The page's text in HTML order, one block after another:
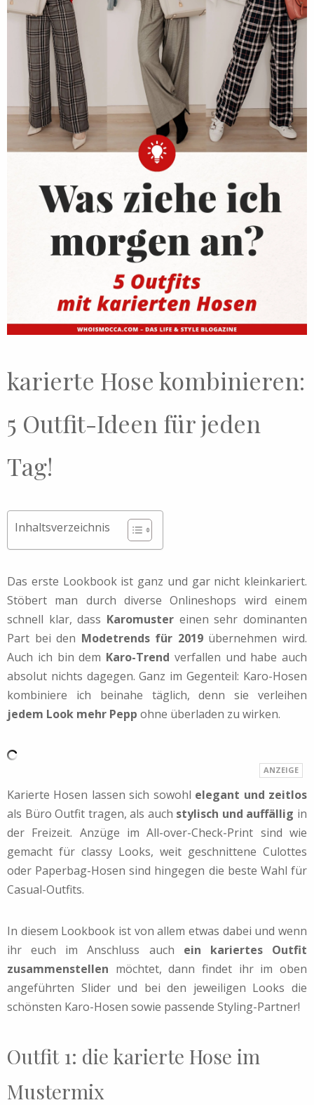
karierte Hose kombinieren:
5 Outfit-Ideen für jeden
Tag!
Inhaltsverzeichnis
Das erste Lookbook ist ganz und gar nicht kleinkariert.
Stöbert man durch diverse Onlineshops wird einem
schnell klar, dass Karomuster einen sehr dominanten
Part bei den Modetrends für 2019übernehmen wird.
Auch ich bin dem Karo-Trend verfallen und habe auch
absolut nichts dagegen. Ganz im Gegenteil: Karo-Hosen
kombiniere ich beinahe täglich, denn sie verleihen
jedem Look mehr Pepp ohne überladen zu wirken.
Karierte Hosen lassen sich sowohl elegant und zeitlos
als Büro Outfit tragen, als auch stylisch und auffällig in
der Freizeit. Anzüge im All-over-Check-Print sind wie
gemacht für classy Looks, weit geschnittene Culottes
oder Paperbag-Hosen sind hingegen die beste Wahl für
Casual-Outfits.
In diesem Lookbook ist von allem etwas dabei und wenn
ihr euch im Anschluss auch ein kariertes Outfit
zusammenstellen möchtet, dann findet ihr im oben
angeführten Slider und bei den jeweiligen Looks die
schönsten Karo-Hosen sowie passende Styling-Partner!
Outfit 1: die karierte Hose im
Mustermix